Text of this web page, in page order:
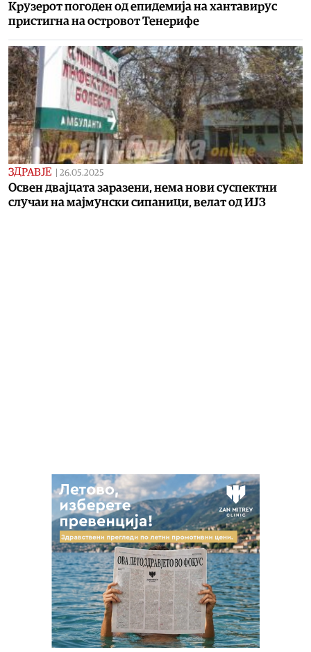
Крузерот погоден од епидемија на хантавирус
пристигна на островот Тенерифе
ЗДРАВЈЕ | 26.05.2025
Освен двајцата заразени, нема нови суспектни
случаи на мајмунски сипаници, велат од ИЈЗ